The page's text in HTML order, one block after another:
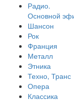
Радио.
Основной
Шансон
Рок
Франция
Металл
Этника
Техно, Транс
Опера
Классика